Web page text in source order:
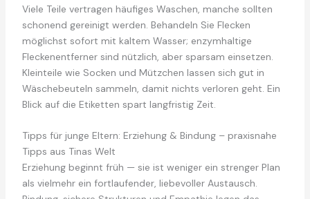
Viele Teile vertragen häufiges Waschen, manche sollten
schonend gereinigt werden. Behandeln Sie Flecken
möglichst sofort mit kaltem Wasser; enzymhaltige
Fleckenentferner sind nützlich, aber sparsam einsetzen.
Kleinteile wie Socken und Mützchen lassen sich gut in
Wäschebeuteln sammeln, damit nichts verloren geht. Ein
Blick auf die Etiketten spart langfristig Zeit.
Tipps für junge Eltern: Erziehung & Bindung – praxisnahe
Tipps aus Tinas Welt
Erziehung beginnt früh — sie ist weniger ein strenger Plan
als vielmehr ein fortlaufender, liebevoller Austausch.